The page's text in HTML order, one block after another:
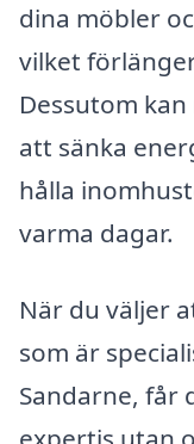
dina möbler
vilket
Dessutom
att sänka
hålla
varma dagar.
När du väljer
som är
Sandarne, får